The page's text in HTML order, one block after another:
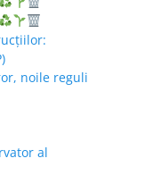
noile reguli
al